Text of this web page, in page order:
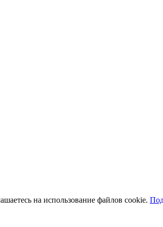
на использование файлов cookie.